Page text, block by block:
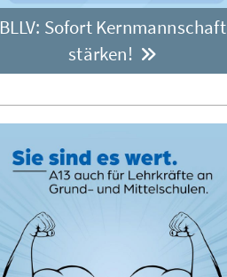
BLLV: Sofort Kernmannschaft
stärken!